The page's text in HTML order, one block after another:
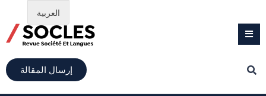
إرسال المقالة
العربية